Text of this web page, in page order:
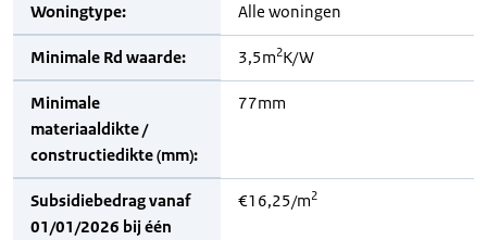
Woningtype: Alle woningen
Minimale Rd waarde: 3,5m2K/W
Minimale
materiaaldikte /
constructiedikte (mm):
77mm
Subsidiebedrag vanaf
01/01/2026 bij één
€16,25/m2